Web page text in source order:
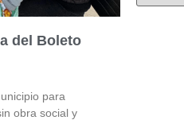
del Boleto
para
obra social y